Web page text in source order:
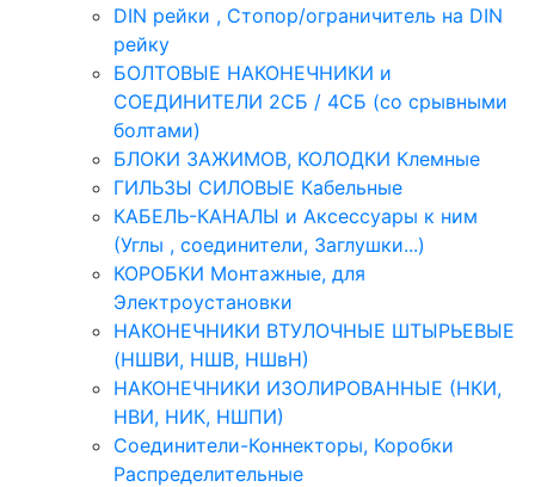
DIN рейки , Стопор/ограничитель на DIN
рейку
БОЛТОВЫЕ НАКОНЕЧНИКИ и
СОЕДИНИТЕЛИ 2СБ / 4СБ (со срывными
болтами)
БЛОКИ ЗАЖИМОВ, КОЛОДКИ Клемные
ГИЛЬЗЫ СИЛОВЫЕ Кабельные
КАБЕЛЬ-КАНАЛЫ и Аксессуары к ним
(Углы , соединители, Заглушки...)
КОРОБКИ Монтажные, для
Электроустановки
НАКОНЕЧНИКИ ВТУЛОЧНЫЕ ШТЫРЬЕВЫЕ
(НШВИ, НШВ, НШвН)
НАКОНЕЧНИКИ ИЗОЛИРОВАННЫЕ (НКИ,
НВИ, НИК, НШПИ)
Соединители-Коннекторы, Коробки
Распределительные